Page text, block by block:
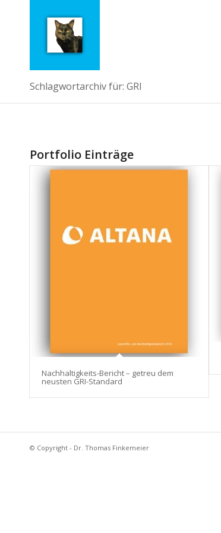
Schlagwortarchiv für: GRI
Portfolio Einträge
Nachhaltigkeits-Bericht – getreu dem
neusten GRI-Standard
© Copyright - Dr. Thomas Finkemeier